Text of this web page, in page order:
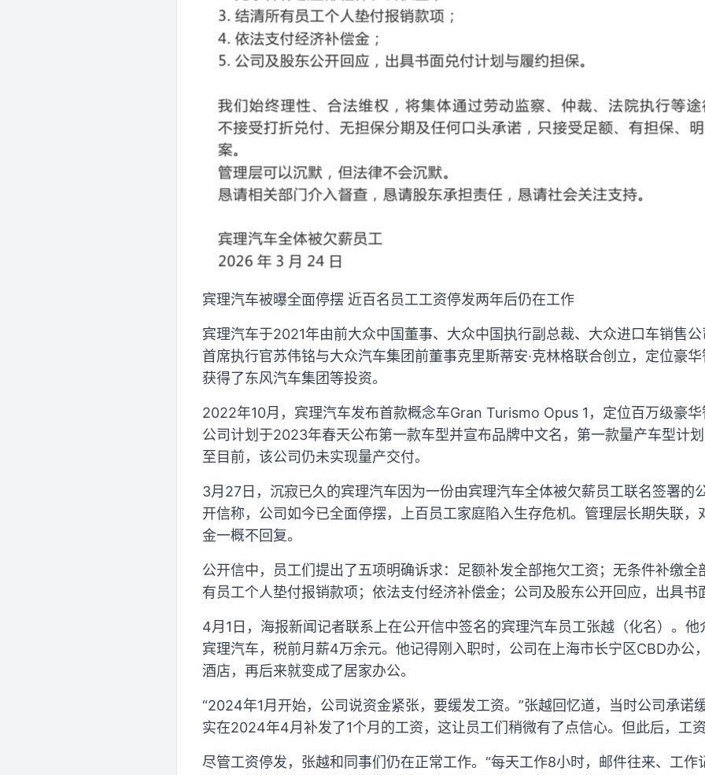
宾理汽车被曝全面停摆 近百名员工工资停发两年后仍在工作
宾理汽车于2021年由前大众中国董事、大众中国执行副总裁、大众进口车销售
首席执行官苏伟铭与大众汽车集团前董事克里斯蒂安·克林格联合创立，定位豪
获得了东风汽车集团等投资。
2022年10月，宾理汽车发布首款概念车Gran Turismo Opus 1，定位百万级豪
公司计划于2023年春天公布第一款车型并宣布品牌中文名，第一款量产车型计
至目前，该公司仍未实现量产交付。
3月27日，沉寂已久的宾理汽车因为一份由宾理汽车全体被欠薪员工联名签署的
开信称，公司如今已全面停摆，上百员工家庭陷入生存危机。管理层长期失联，
金一概不回复。
公开信中，员工们提出了五项明确诉求：足额补发全部拖欠工资；无条件补缴全
有员工个人垫付报销款项；依法支付经济补偿金；公司及股东公开回应，出具书
4月1日，海报新闻记者联系上在公开信中签名的宾理汽车员工张越（化名）。
宾理汽车，税前月薪4万余元。他记得刚入职时，公司在上海市长宁区CBD办公
酒店，再后来就变成了居家办公。
“2024年1月开始，公司说资金紧张，要缓发工资。”张越回忆道，当时公司承诺
实在2024年4月补发了1个月的工资，这让员工们稍微有了点信心。但此后，工
尽管工资停发，张越和同事们仍在正常工作。“每天工作8小时，邮件往来、工作